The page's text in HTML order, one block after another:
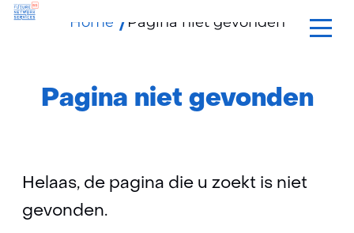
Ga
inhoud
Home
Pagina niet gevonden
Pagina niet gevonden
Helaas, de pagina die u zoekt is niet
gevonden.